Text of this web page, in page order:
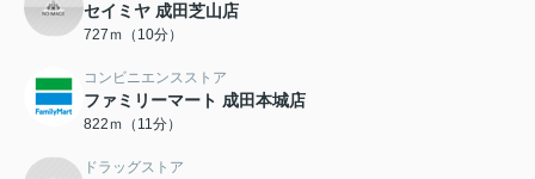
セイミヤ 成田芝山店
727ｍ（10分）
コンビニエンスストア
ファミリーマート 成田本城店
822ｍ（11分）
ドラッグストア